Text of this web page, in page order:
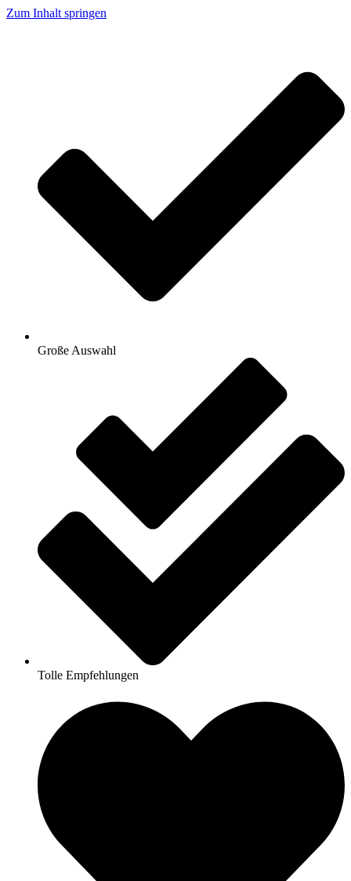
Zum Inhalt springen
Große Auswahl
Tolle Empfehlungen